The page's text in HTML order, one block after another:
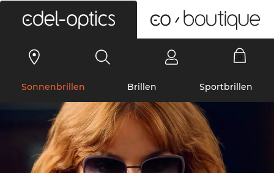
Sonnenbrillen Brillen Sportbrillen